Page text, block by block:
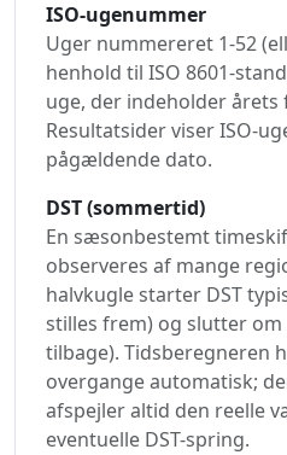
ISO-ugenummer
Uger nummereret 1-52
henhold til ISO 8601-
uge, der indeholder
Resultatsider viser ISO-
pågældende dato.
DST (sommertid)
En sæsonbestemt
observeres af mange
halvkugle starter DST
stilles frem) og slutter
tilbage). Tidsberegneren
overgange automatisk;
afspejler altid den reelle
eventuelle DST-spring.